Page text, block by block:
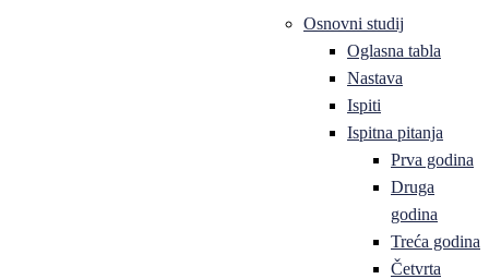
Osnovni studij
Oglasna tabla
Nastava
Ispiti
Ispitna pitanja
Prva godina
Druga
godina
Treća godina
Četvrta